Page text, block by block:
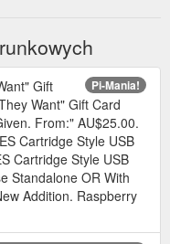
Pi-Mania!
Gift
Want" Gift Card
From:" AU$25.00.
Cartridge Style USB
Cartridge Style USB
Standalone OR With
Addition. Raspberry